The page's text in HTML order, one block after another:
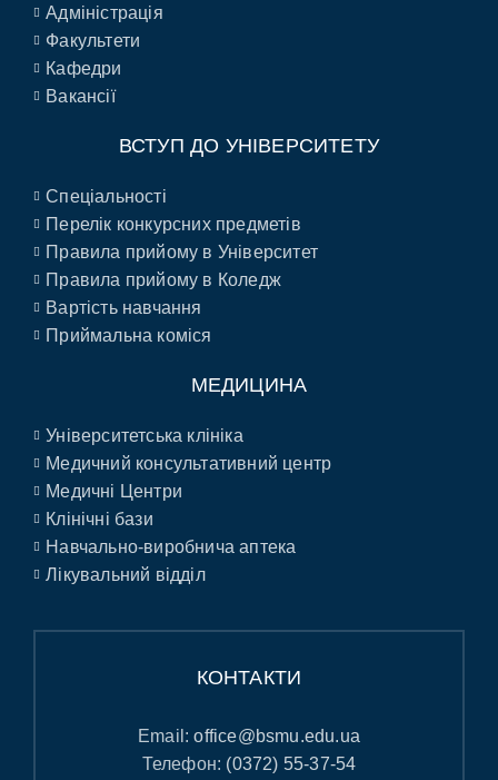
Адміністрація
Факультети
Кафедри
Вакансії
ВСТУП ДО УНІВЕРСИТЕТУ
Спеціальності
Перелік конкурсних предметів
Правила прийому в Університет
Правила прийому в Коледж
Вартість навчання
Приймальна коміся
МЕДИЦИНА
Університетська клініка
Медичний консультативний центр
Медичні Центри
Клінічні бази
Навчально-виробнича аптека
Лікувальний відділ
КОНТАКТИ
Email:office@bsmu.edu.ua
Телефон: (0372) 55-37-54